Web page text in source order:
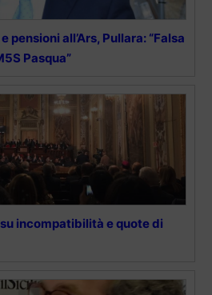
pensioni all’Ars, Pullara: “Falsa
Pasqua”
su incompatibilità e quote di